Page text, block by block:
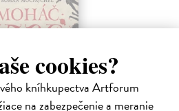
cookies?
kníhkupectva Artforum
na zabezpečenie a meranie